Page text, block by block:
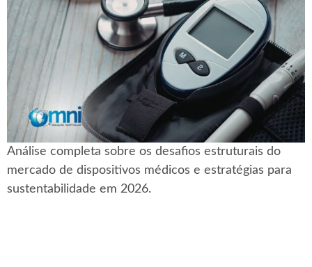
Análise completa sobre os desafios estruturais do
mercado de dispositivos médicos e estratégias para
sustentabilidade em 2026.